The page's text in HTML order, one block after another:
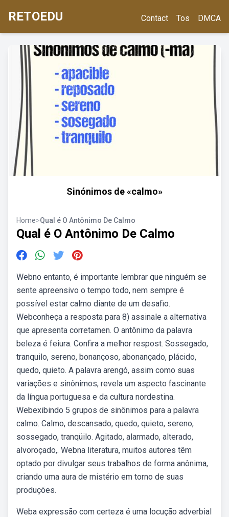
RETOEDU Contact Tos DMCA
Sinónimos de «calmo»
Home>Qual é O Antônimo De Calmo
Qual é O Antônimo De Calmo
Webno entanto, é importante lembrar que ninguém se
sente apreensivo o tempo todo, nem sempre é
possível estar calmo diante de um desafio.
Webconheça a resposta para 8) assinale a alternativa
que apresenta corretamen. O antônimo da palavra
beleza é feiura. Confira a melhor respost. Sossegado,
tranquilo, sereno, bonançoso, abonançado, plácido,
quedo, quieto. A palavra arengó, assim como suas
variações e sinônimos, revela um aspecto fascinante
da língua portuguesa e da cultura nordestina.
Webexibindo 5 grupos de sinônimos para a palavra
calmo. Calmo, descansado, quedo, quieto, sereno,
sossegado, tranqüilo. Agitado, alarmado, alterado,
alvoroçado,. Webna literatura, muitos autores têm
optado por divulgar seus trabalhos de forma anônima,
criando uma aura de mistério em torno de suas
produções.
Weba expressão com certeza é uma locução adverbial